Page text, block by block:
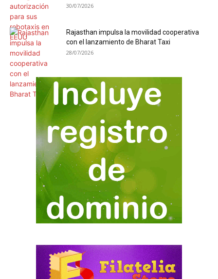
30/07/2026
Rajasthan impulsa la movilidad cooperativa
con el lanzamiento de Bharat Taxi
28/07/2026